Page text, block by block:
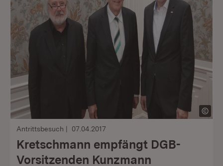
Antrittsbesuch 07.04.2017
Kretschmann empfängt DGB-
Vorsitzenden Kunzmann